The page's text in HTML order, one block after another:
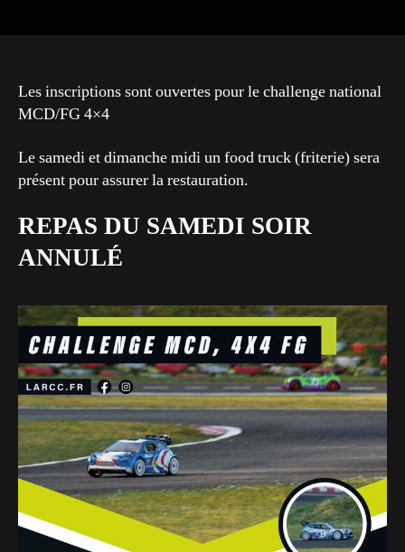
Les inscriptions sont ouvertes pour le challenge national
MCD/FG 4×4
Le samedi et dimanche midi un food truck (friterie) sera
présent pour assurer la restauration.
REPAS DU SAMEDI SOIR
ANNULÉ